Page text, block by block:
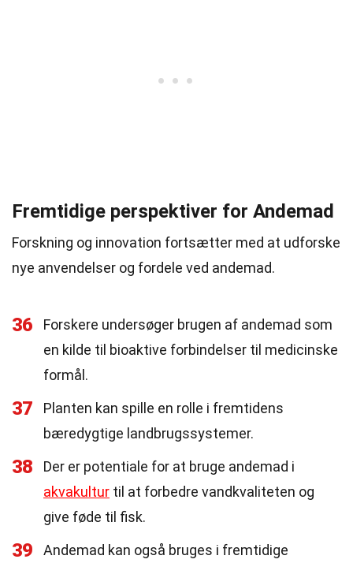
Fremtidige perspektiver for Andemad
Forskning og innovation fortsætter med at udforske
nye anvendelser og fordele ved andemad.
36
Forskere undersøger brugen af andemad som
en kilde til bioaktive forbindelser til medicinske
formål.
37
Planten kan spille en rolle i fremtidens
bæredygtige landbrugssystemer.
38
Der er potentiale for at bruge andemad i
akvakultur til at forbedre vandkvaliteten og
give føde til fisk.
39
Andemad kan også bruges i fremtidige